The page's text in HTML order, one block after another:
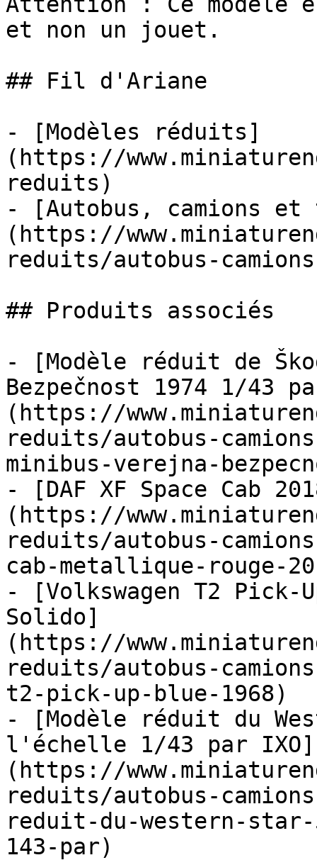
et non un jouet.
## Fil d'Ariane
- [Modèles réduits]
(https://
reduits)
- [Autobus, camions
(https://
reduits/autobus-
## Produits associés
- [Modèle réduit de
Bezpečnost 1974 1/43
(https://
reduits/autobus-
minibus-verejna-
- [DAF XF Space Cab
(https://
reduits/autobus-
cab-metallique-rouge-
- [Volkswagen T2 Pick-
Solido]
(https://
reduits/autobus-
t2-pick-up-blue-1968)
- [Modèle réduit du
l'échelle 1/43 par IXO]
(https://
reduits/autobus-
reduit-du-western-
143-par)